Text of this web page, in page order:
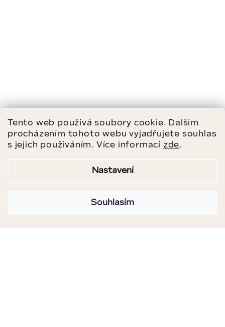
Tento web používá soubory cookie. Dalším
procházením tohoto webu vyjadřujete souhlas
s jejich používáním. Více informací zde.
Nastavení
Souhlasím